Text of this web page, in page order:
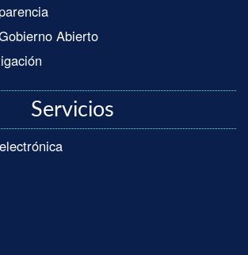
Abierto
Servicios